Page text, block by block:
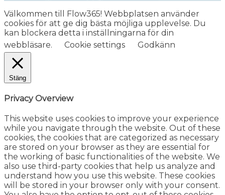
Välkommen till Flow365! Webbplatsen använder
cookies för att ge dig bästa möjliga upplevelse. Du
kan blockera detta i inställningarna för din
webbläsare.
Cookie settings Godkänn
Stäng
Privacy Overview
This website uses cookies to improve your experience
while you navigate through the website. Out of these
cookies, the cookies that are categorized as necessary
are stored on your browser as they are essential for
the working of basic functionalities of the website. We
also use third-party cookies that help us analyze and
understand how you use this website. These cookies
will be stored in your browser only with your consent.